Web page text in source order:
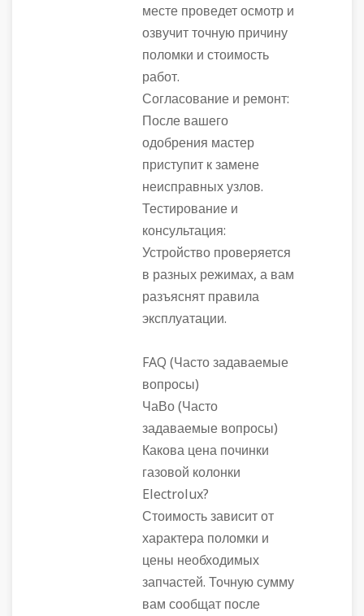
месте проведет осмотр и
озвучит точную причину
поломки и стоимость
работ.
Согласование и ремонт:
После вашего
одобрения мастер
приступит к замене
неисправных узлов.
Тестирование и
консультация:
Устройство проверяется
в разных режимах, а вам
разъяснят правила
эксплуатации.
FAQ (Часто задаваемые
вопросы)
ЧаВо (Часто
задаваемые вопросы)
Какова цена починки
газовой колонки
Electrolux?
Стоимость зависит от
характера поломки и
цены необходимых
запчастей. Точную сумму
вам сообщат после